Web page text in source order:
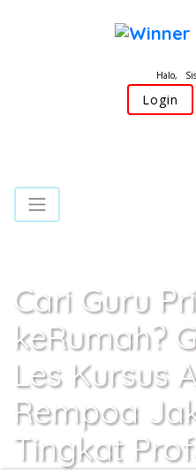
Halo,
Login
Cari Guru
keRumah?
Les Kursus
Rempoa
Tingkat